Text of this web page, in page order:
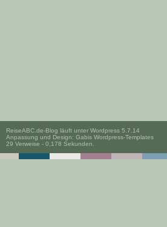
ReiseABC.de-Blog läuft unter Wordpress 5.7.14
Anpassung und Design: Gabis Wordpress-Templates
29 Verweise - 0,178 Sekunden.